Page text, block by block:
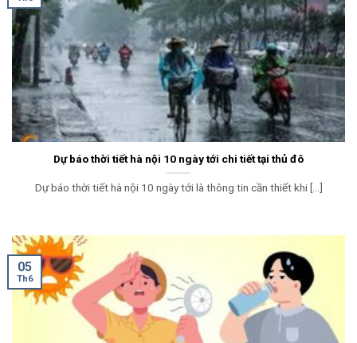
Dự báo thời tiết hà nội 10 ngày tới chi tiết tại thủ đô
Dự báo thời tiết hà nội 10 ngày tới là thông tin cần thiết khi [...]
05
Th6